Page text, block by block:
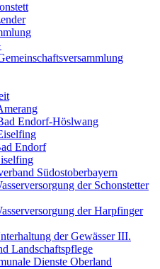
Endorf-Höslwang
Endorf
Südostoberbayern
der Schonstetter
der Harpfinger
der Gewässer III.
Landschaftspflege
Dienste Oberland